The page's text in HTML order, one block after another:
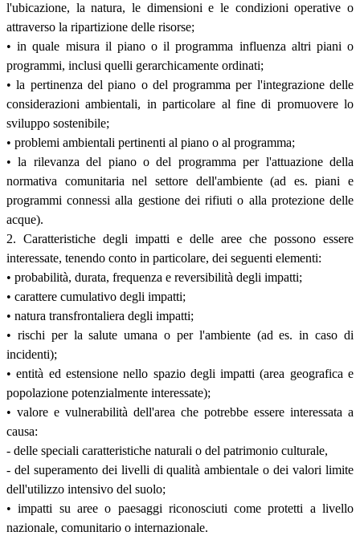
l'ubicazione, la natura, le dimensioni e le condizioni operative o
attraverso la ripartizione delle risorse;
• in quale misura il piano o il programma influenza altri piani o
programmi, inclusi quelli gerarchicamente ordinati;
• la pertinenza del piano o del programma per l'integrazione delle
considerazioni ambientali, in particolare al fine di promuovere lo
sviluppo sostenibile;
• problemi ambientali pertinenti al piano o al programma;
• la rilevanza del piano o del programma per l'attuazione della
normativa comunitaria nel settore dell'ambiente (ad es. piani e
programmi connessi alla gestione dei rifiuti o alla protezione delle
acque).
2. Caratteristiche degli impatti e delle aree che possono essere
interessate, tenendo conto in particolare, dei seguenti elementi:
• probabilità, durata, frequenza e reversibilità degli impatti;
• carattere cumulativo degli impatti;
• natura transfrontaliera degli impatti;
• rischi per la salute umana o per l'ambiente (ad es. in caso di
incidenti);
• entità ed estensione nello spazio degli impatti (area geografica e
popolazione potenzialmente interessate);
• valore e vulnerabilità dell'area che potrebbe essere interessata a
causa:
- delle speciali caratteristiche naturali o del patrimonio culturale,
- del superamento dei livelli di qualità ambientale o dei valori limite
dell'utilizzo intensivo del suolo;
• impatti su aree o paesaggi riconosciuti come protetti a livello
nazionale, comunitario o internazionale.